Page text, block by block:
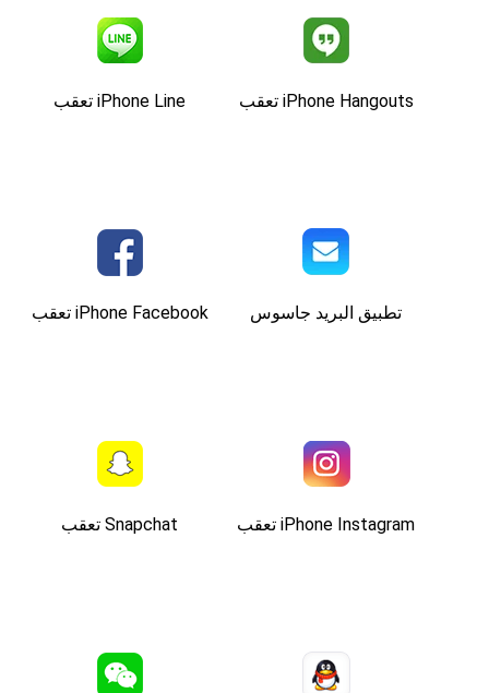
iPhone Line تعقب iPhone Hangouts تعقب
iPhone Facebook تعقب تطبيق البريد جاسوس
Snapchat تعقب iPhone Instagram تعقب